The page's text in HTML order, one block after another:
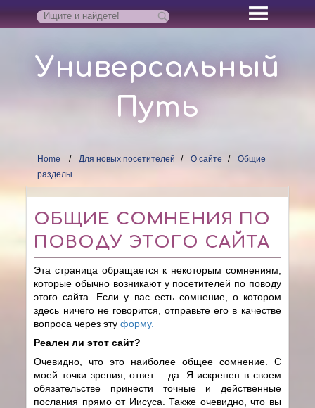
Универсальный
Путь
Home Для новых посетителей О сайте
Общие
разделы
ОБЩИЕ СОМНЕНИЯ ПО
ПОВОДУ ЭТОГО САЙТА
Эта страница обращается к некоторым сомнениям,
которые обычно возникают у посетителей по поводу
этого сайта. Если у вас есть сомнение, о котором
здесь ничего не говорится, отправьте его в качестве
вопроса через этуформу.
Реален ли этот сайт?
Очевидно, что это наиболее общее сомнение. С
моей точки зрения, ответ – да. Я искренен в своем
обязательстве принести точные и действенные
послания прямо от Иисуса. Также очевидно, что вы